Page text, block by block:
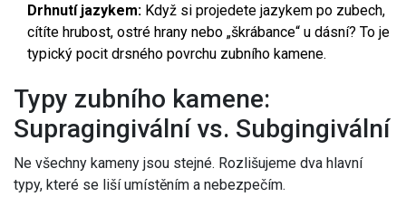
Drhnutí jazykem: Když si projedete jazykem po zubech,
cítíte hrubost, ostré hrany nebo „škrábance“ u dásní? To je
typický pocit drsného povrchu zubního kamene.
Typy zubního kamene:
Supragingivální vs. Subgingivální
Ne všechny kameny jsou stejné. Rozlišujeme dva hlavní
typy, které se liší umístěním a nebezpečím.